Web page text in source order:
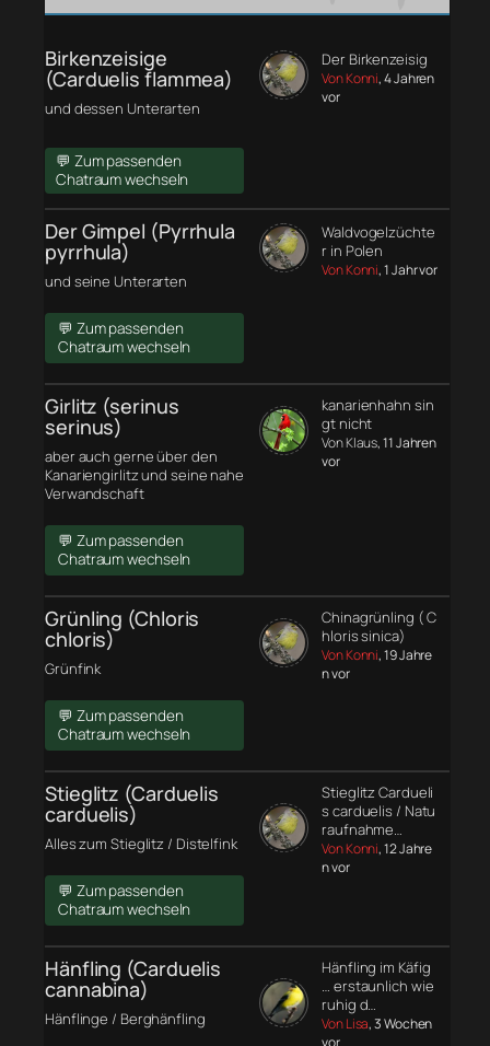
Birkenzeisige
(Carduelis flammea)
und dessen Unterarten
💬 Zum passenden
Chatraum wechseln
Der Birkenzeisig
Von Konni, 4 Jahren
vor
Der Gimpel (Pyrrhula
pyrrhula)
und seine Unterarten
💬 Zum passenden
Chatraum wechseln
Waldvogelzüchte
r in Polen
Von Konni, 1 Jahr vor
Girlitz (serinus
serinus)
aber auch gerne über den
Kanariengirlitz und seine nahe
Verwandschaft
💬 Zum passenden
Chatraum wechseln
kanarienhahn sin
gt nicht
Von Klaus, 11 Jahren
vor
Grünling (Chloris
chloris)
Grünfink
💬 Zum passenden
Chatraum wechseln
Chinagrünling ( C
hloris sinica)
Von Konni, 19 Jahre
n vor
Stieglitz (Carduelis
carduelis)
Alles zum Stieglitz / Distelfink
💬 Zum passenden
Chatraum wechseln
Stieglitz Cardueli
s carduelis / Natu
raufnahme…
Von Konni, 12 Jahre
n vor
Hänfling (Carduelis
cannabina)
Hänflinge / Berghänfling
Hänfling im Käfig
… erstaunlich wie
ruhig d…
Von Lisa, 3 Wochen